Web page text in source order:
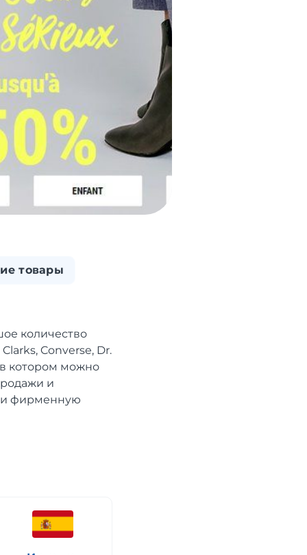
товары
количество
Converse, Dr.
в котором можно
и
фирменную